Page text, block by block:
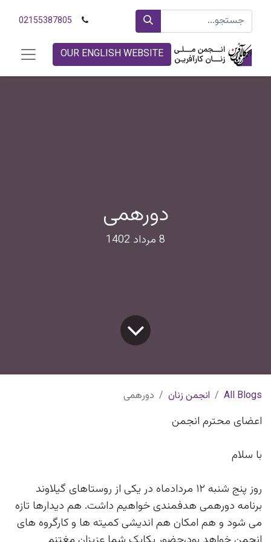
02155387805
OUR ENGLISH WEBSITE
دورهمی
8 مرداد 1402
All Blogs انجمن زنان دورهمی
اعضای محترم انجمن
با سلام
روز پنج شنبه ۱۲ مردادماه در یکی از روستاهای گیلاوند
برنامه دورهمی هدفمندی خواهیم داشت. هم دیدارها تازه
می شود و هم امکان هم اندیشی کمیته ها و کارگروه های